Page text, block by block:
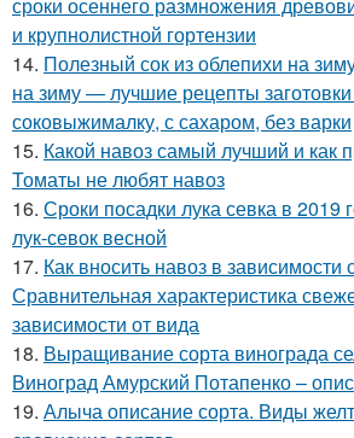
сроки осеннего размножения
и крупнолистной гортензии
14. Полезный сок из облепихи на
на зиму — лучшие рецепты
соковыжималку, с сахаром, без варки
15. Какой навоз самый лучший и как
Томаты не любят навоз
16. Сроки посадки лука севка в 2019
лук-севок весной
17. Как вносить навоз в зависимости
Сравнительная характеристика
зависимости от вида
18. Выращивание сорта винограда
Виноград Амурский Потапенко –
19. Алыча описание сорта. Виды